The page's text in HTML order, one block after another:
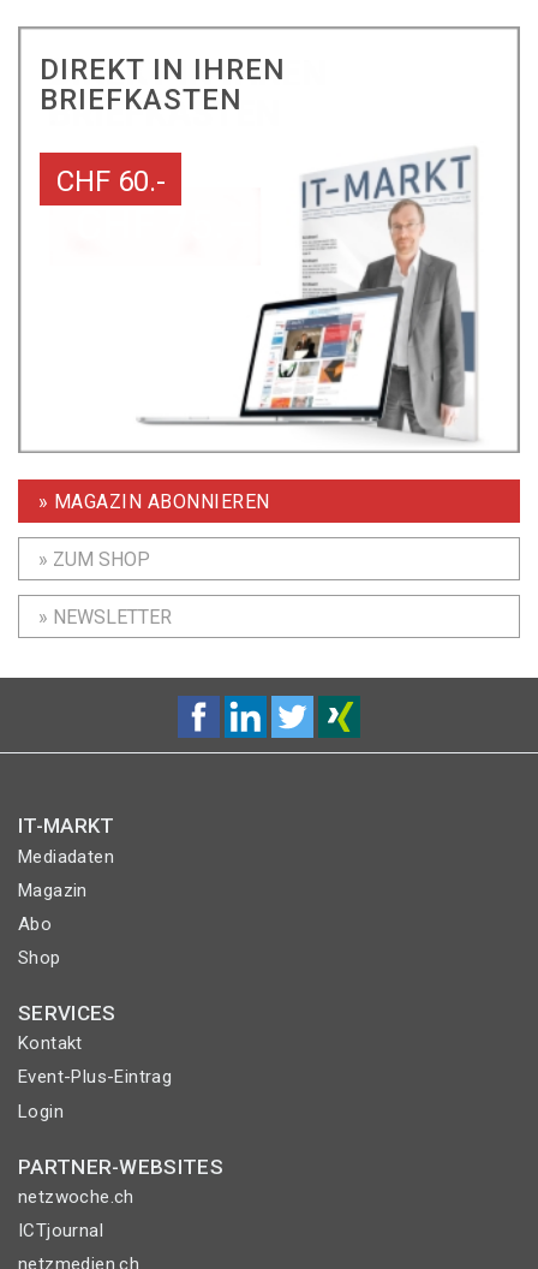
DIREKT IN IHREN
BRIEFKASTEN
CHF 60.-
» MAGAZIN ABONNIEREN
» ZUM SHOP
» NEWSLETTER
IT-MARKT
Mediadaten
Magazin
Abo
Shop
SERVICES
Kontakt
Event-Plus-Eintrag
Login
PARTNER-WEBSITES
netzwoche.ch
ICTjournal
netzmedien.ch